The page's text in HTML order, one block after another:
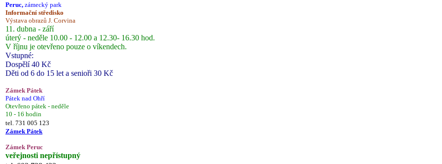
Peruc, zámecký park
Informační středisko
Výstava obrazů J. Corvina
11. dubna - září
úterý - neděle 10.00 - 12.00 a 12.30- 16.30 hod.
V říjnu je otevřeno pouze o víkendech.
Vstupné:
Dospělí 40 Kč
Děti od 6 do 15 let a senioři 30 Kč
Zámek Pátek
Pátek nad Ohří
Otevřeno pátek - neděle
10 - 16 hodin
tel. 731 005 123
Zámek Pátek
Zámek Peruc
veřejnosti nepřístupný